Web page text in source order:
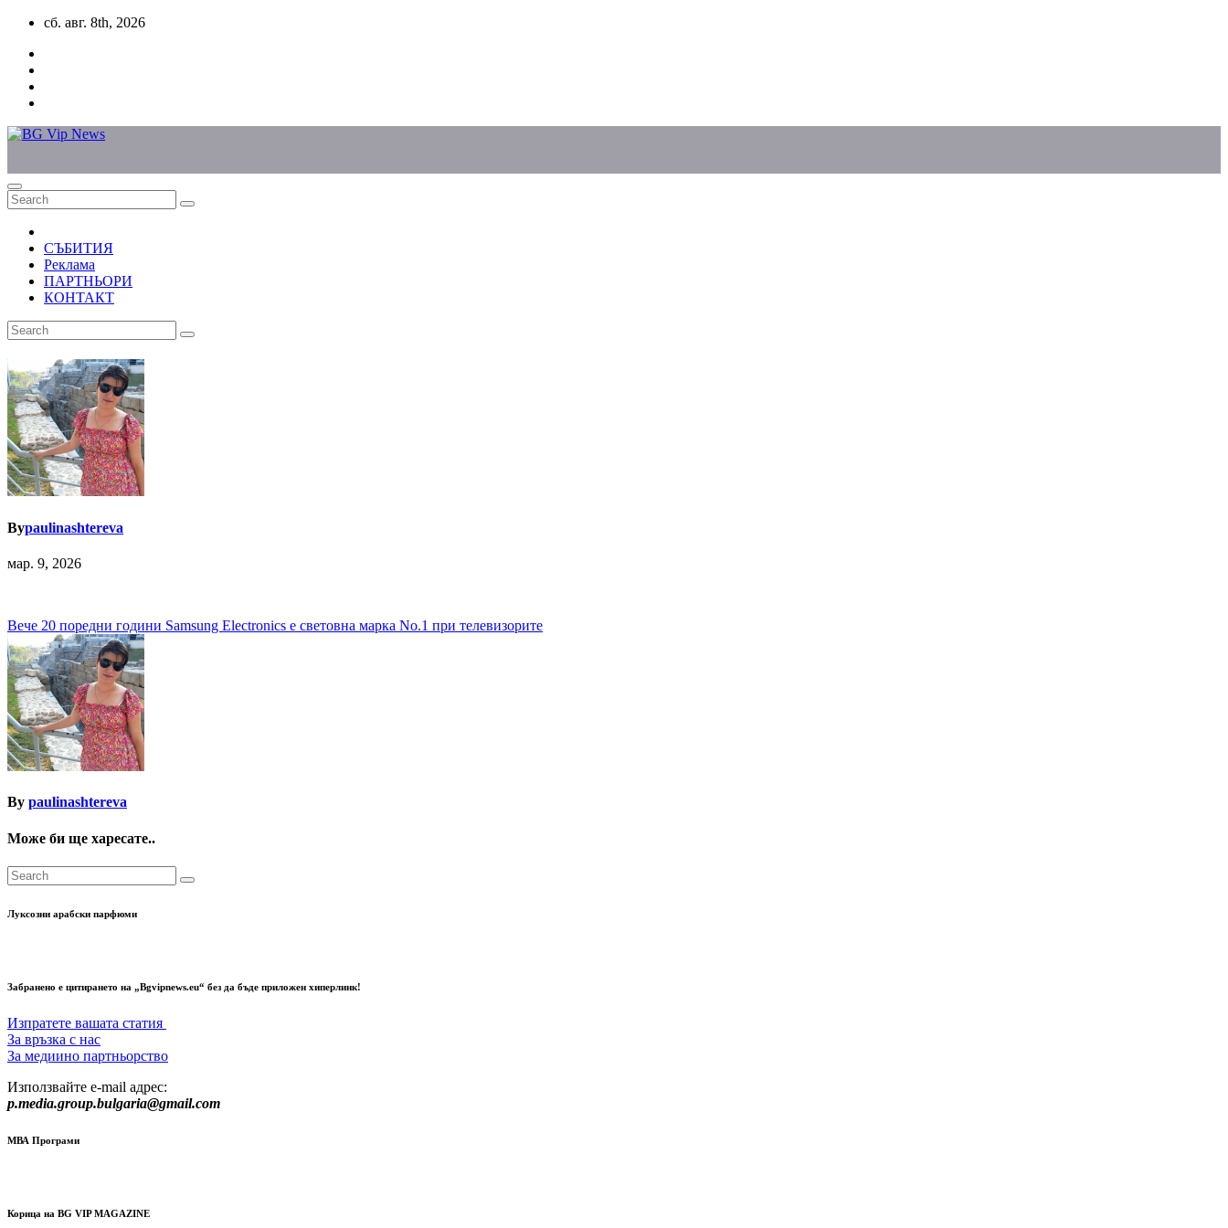
Skip
content
сб. авг. 8th, 2026
СЪБИТИЯ
Реклама
ПАРТНЬОРИ
КОНТАКТ
Bypaulinashtereva
мар. 9, 2026
Навигация
Вече 20 поредни години Samsung Electronics е световна марка No.1 при телевизорите
By paulinashtereva
Може би ще харесате..
Луксозни арабски парфюми
Забранено е цитирането на „Bgvipnews.eu“ без да бъде приложен хиперлинк!
Изпратете вашата статия
За връзка с нас
За медиино партньорство
Използвайте e-mail адрес:
p.media.group.bulgaria@gmail.com
МВА Програми
Корица на BG VIP MAGAZINE